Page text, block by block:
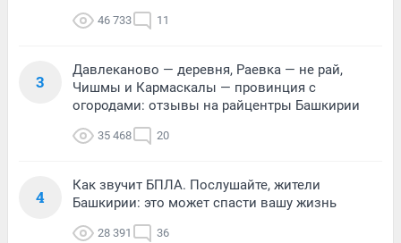
46 733 11
3
Давлеканово — деревня, Раевка — не рай,
Чишмы и Кармаскалы — провинция с
огородами: отзывы на райцентры Башкирии
35 468 20
4
Как звучит БПЛА. Послушайте, жители
Башкирии: это может спасти вашу жизнь
28 391 36